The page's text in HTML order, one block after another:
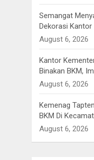
Semangat
Dekorasi
August 6, 2026
Kantor
Binakan BKM,
August 6, 2026
Kemenag
BKM ‎Di
August 6, 2026